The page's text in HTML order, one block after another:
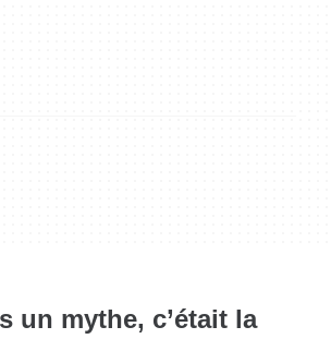
un mythe, c’était la